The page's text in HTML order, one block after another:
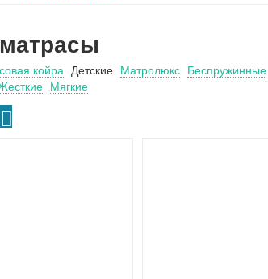
койра Детские Матролюкс Беспружинные
Мягкие